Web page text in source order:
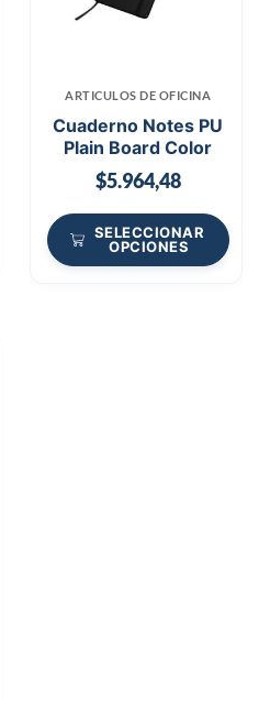
ARTICULOS DE OFICINA
Cuaderno Notes PU
Plain Board Color
$5.964,48
SELECCIONAR
OPCIONES